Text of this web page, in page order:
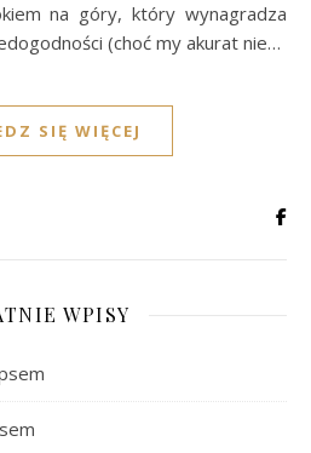
na góry, który wynagradza
(choć my akurat nie…
SIĘ WIĘCEJ
WPISY